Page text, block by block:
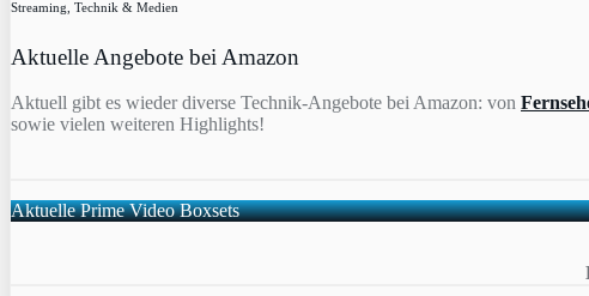
Streaming, Technik & Medien
Aktuelle Angebote bei Amazon
Aktuell gibt es wieder diverse Technik-Angebote bei Amazon: von
sowie vielen weiteren Highlights!
Aktuelle Prime Video Boxsets